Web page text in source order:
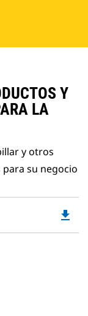
Y
LA
y otros
su negocio
file_download